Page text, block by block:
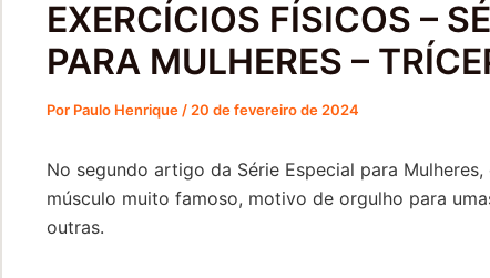
EXERCÍCIOS FÍSICOS –
PARA MULHERES –
Por Paulo Henrique / 20 de fevereiro de 2024
No segundo artigo da Série Especial para
músculo muito famoso, motivo de orgulho para
outras.